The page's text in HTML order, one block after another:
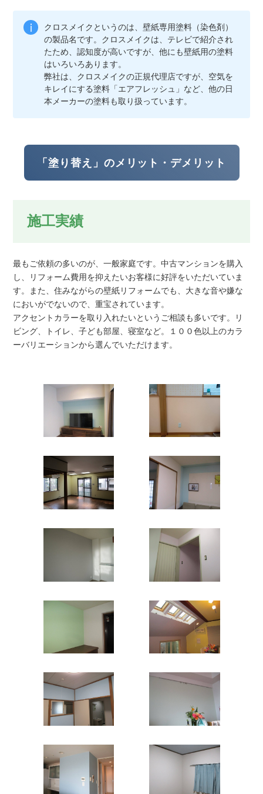
クロスメイクというのは、壁紙専用塗料（染色剤）
の製品名です。クロスメイクは、テレビで紹介され
たため、認知度が高いですが、他にも壁紙用の塗料
はいろいろあります。
弊社は、クロスメイクの正規代理店ですが、空気を
キレイにする塗料「エアフレッシュ」など、他の日
本メーカーの塗料も取り扱っています。
「塗り替え」のメリット・デメリット
施工実績
最もご依頼の多いのが、一般家庭です。中古マンションを購入
し、リフォーム費用を抑えたいお客様に好評をいただいていま
す。また、住みながらの壁紙リフォームでも、大きな音や嫌な
においがでないので、重宝されています。
アクセントカラーを取り入れたいというご相談も多いです。リ
ビング、トイレ、子ども部屋、寝室など。１００色以上のカラ
ーバリエーションから選んでいただけます。